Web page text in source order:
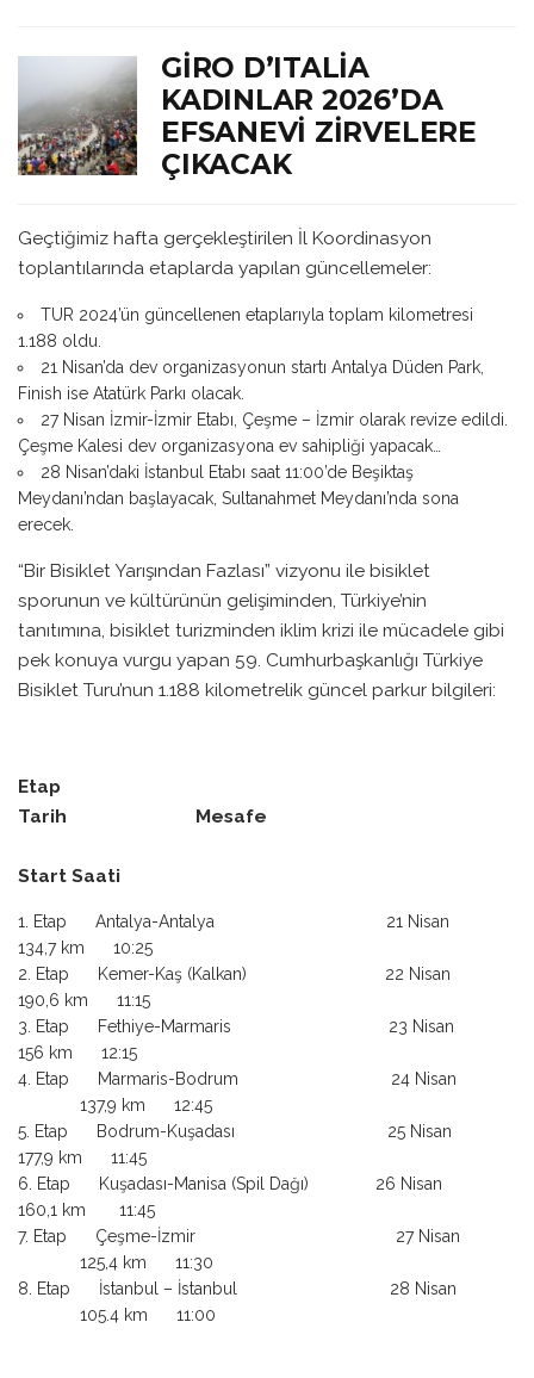
GIRO D’ITALIA
KADINLAR 2026’DA
EFSANEVI ZIRVELERE
ÇIKACAK
Geçtiğimiz hafta gerçekleştirilen İl Koordinasyon
toplantılarında etaplarda yapılan güncellemeler:
TUR 2024’ün güncellenen etaplarıyla toplam kilometresi
1.188 oldu.
21 Nisan’da dev organizasyonun startı Antalya Düden Park,
Finish ise Atatürk Parkı olacak.
27 Nisan İzmir-İzmir Etabı, Çeşme – İzmir olarak revize edildi.
Çeşme Kalesi dev organizasyona ev sahipliği yapacak…
28 Nisan’daki İstanbul Etabı saat 11:00’de Beşiktaş
Meydanı’ndan başlayacak, Sultanahmet Meydanı’nda sona
erecek.
“Bir Bisiklet Yarışından Fazlası” vizyonu ile bisiklet
sporunun ve kültürünün gelişiminden, Türkiye’nin
tanıtımına, bisiklet turizminden iklim krizi ile mücadele gibi
pek konuya vurgu yapan 59. Cumhurbaşkanlığı Türkiye
Bisiklet Turu’nun 1.188 kilometrelik güncel parkur bilgileri:
Etap
Tarih Mesafe
Start Saati
Etap Antalya-Antalya 21 Nisan
134,7 km 10:25
Etap Kemer-Kaş (Kalkan) 22 Nisan
190,6 km 11:15
Etap Fethiye-Marmaris 23 Nisan
156 km 12:15
Etap Marmaris-Bodrum 24 Nisan
137,9 km 12:45
Etap Bodrum-Kuşadası 25 Nisan
177,9 km 11:45
Etap Kuşadası-Manisa (Spil Dağı) 26 Nisan
160,1 km 11:45
Etap Çeşme-İzmir 27 Nisan
125,4 km 11:30
Etap İstanbul – İstanbul 28 Nisan
105.4 km 11:00